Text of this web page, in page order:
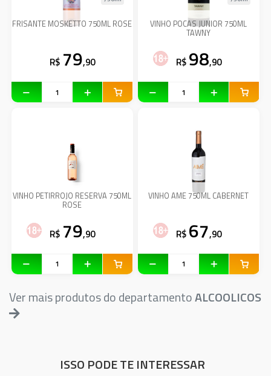
FRISANTE MOSKETTO 750ML ROSE
R$ 79,90
VINHO POCAS JUNIOR 750ML
TAWNY
R$ 98,90
VINHO PETIRROJO RESERVA 750ML
ROSE
R$ 79,90
VINHO AME 750ML CABERNET
R$ 67,90
Ver mais produtos do departamentoALCOOLICOS
ISSO PODE TE INTERESSAR